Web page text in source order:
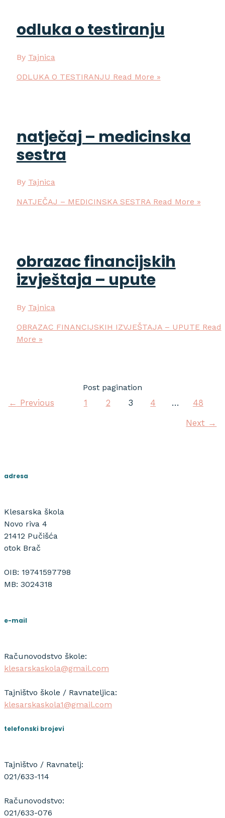
odluka o testiranju
By Tajnica
ODLUKA O TESTIRANJU Read More »
natječaj – medicinska
sestra
By Tajnica
NATJEČAJ – MEDICINSKA SESTRARead More »
obrazac financijskih
izvještaja – upute
By Tajnica
OBRAZAC FINANCIJSKIH IZVJEŠTAJA – UPUTERead
More »
Post pagination
← Previous 1 2 3 4 …
48
Next →
adresa
Klesarska škola
Novo riva 4
21412 Pučišća
otok Brač
OIB: 19741597798
MB: 3024318
e-mail
Računovodstvo škole:
klesarskaskola@gmail.com
Tajništvo škole / Ravnateljica:
klesarskaskola1@gmail.com
telefonski brojevi
Tajništvo / Ravnatelj:
021/633-114
Računovodstvo:
021/633-076